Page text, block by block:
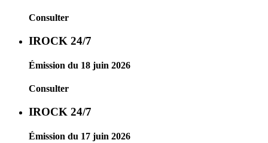
Consulter
IROCK 24/7
Émission du 18 juin 2026
Consulter
IROCK 24/7
Émission du 17 juin 2026